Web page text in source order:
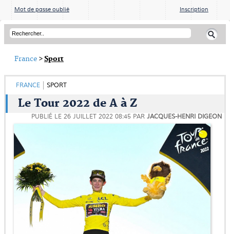
Mot de passe oublié Inscription
France >Sport
FRANCE SPORT
Le Tour 2022 de A à Z
PUBLIÉ LE 26 JUILLET 2022 08:45 PAR JACQUES-HENRI DIGEON